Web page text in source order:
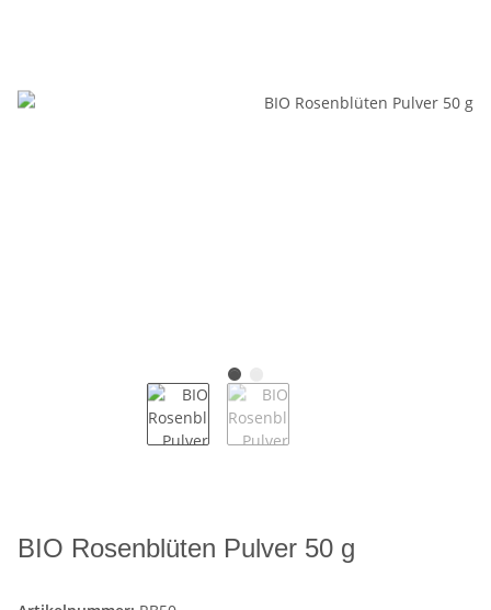
BIO Rosenblüten Pulver 50 g